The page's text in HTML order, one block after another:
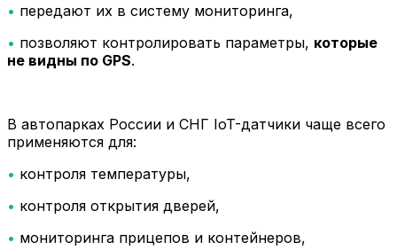
• передают их в систему мониторинга,
• позволяют контролировать параметры, которые
не видны по GPS.
В автопарках России и СНГ IoT-датчики чаще всего
применяются для:
• контроля температуры,
• контроля открытия дверей,
• мониторинга прицепов и контейнеров,